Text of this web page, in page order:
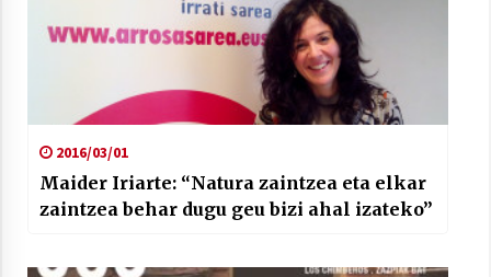
2016/03/01
Maider Iriarte: “Natura zaintzea eta elkar
zaintzea behar dugu geu bizi ahal izateko”